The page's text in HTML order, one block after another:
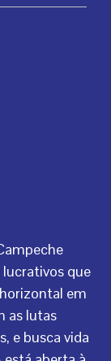
lucrativos que
em
as lutas
e busca vida